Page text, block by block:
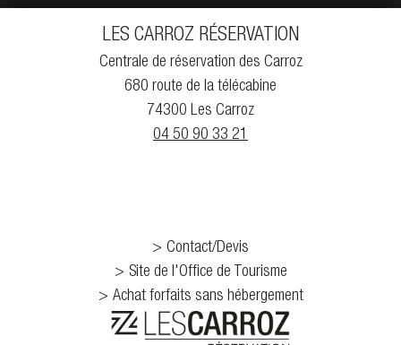
LES CARROZ RÉSERVATION
Centrale de réservation des Carroz
680 route de la télécabine
74300 Les Carroz
04 50 90 33 21
Contact/Devis
Site de l'Office de Tourisme
Achat forfaits sans hébergement